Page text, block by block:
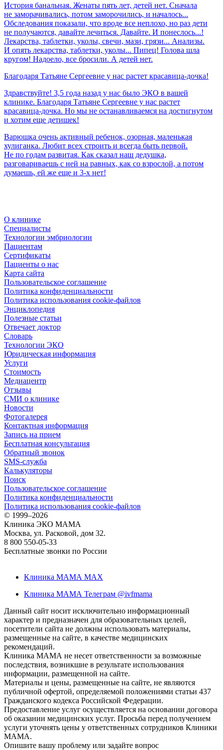
История банальная. Женаты пять лет, детей нет. Сначала
не заморачивались, потом заморочились, и началось...
Обследования показали, что вроде все неплохо, но раз дети
не получаются, давайте лечиться. Давайте. И понеслось...!
Лекарства, таблетки, уколы, свечи, мази, грязи... Анализы.
И опять лекарства, таблетки, уколы... Пипец! Голова шла
кругом! Надоело, все бросили. А детей нет.
Благодаря Татьяне Сергеевне у нас растет красавица-дочка!
Здравствуйте! 3,5 года назад у нас было ЭКО в вашей
клинике. Благодаря Татьяне Сергеевне у нас растет
красавица-дочка. Но мы не останавливаемся на достигнутом
и хотим еще детишек!
Варюшка очень активный ребенок, озорная, маленькая
хулиганка. Любит всех строить и всегда быть первой.
Не по годам развитая. Как сказал наш дедушка,
разговариваешь с ней на равных, как со взрослой, а потом
думаешь, ей же еще и 3-х нет!
О клинике
Специалисты
Технологии эмбриологии
Пациентам
Сертификаты
Пациенты о нас
Карта сайта
Пользовательское соглашение
Политика конфиденциальности
Политика использования cookie-файлов
Энциклопедия
Полезные статьи
Отвечает доктор
Словарь
Технологии ЭКО
Юридическая информация
Услуги
Стоимость
Медиацентр
Отзывы
СМИ о клинике
Новости
Фотогалерея
Контактная информация
Запись на прием
Бесплатная консультация
Обратный звонок
SMS-служба
Калькуляторы
Поиск
Пользовательское соглашение
Политика конфиденциальности
Политика использования cookie-файлов
© 1999–2026
Клиника ЭКО МАМА
Москва, ул. Расковой, дом 32.
8 800 550-05-33
Бесплатные звонки по России
Клиника МАМА MAX
Клиника МАМА Телеграм @ivfmama
Данный сайт носит исключительно информационный
характер и предназначен для образовательных целей,
посетители сайта не должны использовать материалы,
размещенные на сайте, в качестве медицинских
рекомендаций.
Клиника МАМА не несет ответственности за возможные
последствия, возникшие в результате использования
информации, размещенной на сайте.
Материалы и цены, размещенные на сайте, не являются
публичной офертой, определяемой положениями статьи 437
Гражданского кодекса Российской Федерации.
Предоставление услуг осуществляется на основании договора
об оказании медицинских услуг. Просьба перед получением
услуги уточнять цены у ответственных сотрудников Клиники
МАМА.
Опишите вашу проблему или задайте вопрос